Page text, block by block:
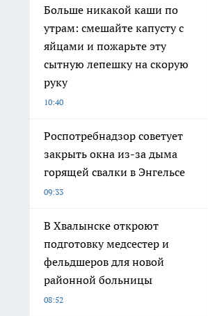
Больше никакой каши по
утрам: смешайте капусту с
яйцами и пожарьте эту
сытную лепешку на скорую
руку
10:40
Роспотребнадзор советует
закрыть окна из-за дыма
горящей свалки в Энгельсе
09:33
В Хвалынске откроют
подготовку медсестер и
фельдшеров для новой
районной больницы
08:52